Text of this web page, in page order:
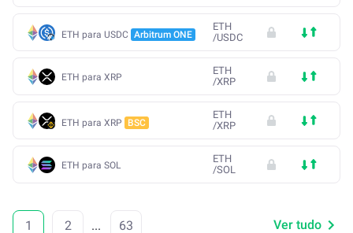
ETH para USDC Arbitrum ONE
ETH
/USDC
ETH para XRP
ETH
/XRP
ETH para XRP BSC
ETH
/XRP
ETH para SOL
ETH
/SOL
1 2 ... 63 Ver tudo